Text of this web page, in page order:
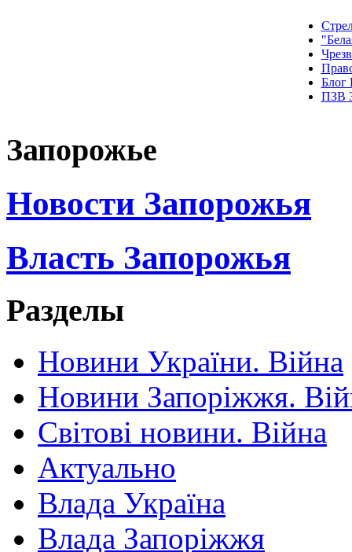
Блог
ПЗВ
Запорожье
Новости Запорожья
Власть Запорожья
Разделы
Новини України. Війна
Новини Запоріжжя.
Світові новини. Війна
Актуально
Влада Україна
Влада Запоріжжя